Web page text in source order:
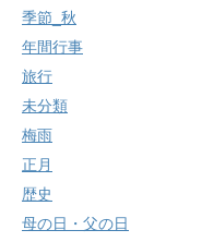
季節_秋
年間行事
旅行
未分類
梅雨
正月
歴史
母の日・父の日